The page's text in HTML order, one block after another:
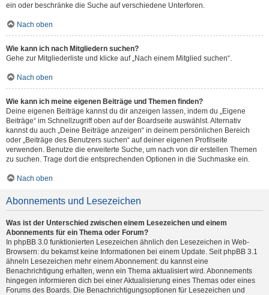
ein oder beschränke die Suche auf verschiedene Unterforen.
Nach oben
Wie kann ich nach Mitgliedern suchen?
Gehe zur Mitgliederliste und klicke auf „Nach einem Mitglied suchen“.
Nach oben
Wie kann ich meine eigenen Beiträge und Themen finden?
Deine eigenen Beiträge kannst du dir anzeigen lassen, indem du „Eigene
Beiträge“ im Schnellzugriff oben auf der Boardseite auswählst. Alternativ
kannst du auch „Deine Beiträge anzeigen“ in deinem persönlichen Bereich
oder „Beiträge des Benutzers suchen“ auf deiner eigenen Profilseite
verwenden. Benutze die erweiterte Suche, um nach von dir erstellen Themen
zu suchen. Trage dort die entsprechenden Optionen in die Suchmaske ein.
Nach oben
Abonnements und Lesezeichen
Was ist der Unterschied zwischen einem Lesezeichen und einem
Abonnements für ein Thema oder Forum?
In phpBB 3.0 funktionierten Lesezeichen ähnlich den Lesezeichen in Web-
Browsern: du bekamst keine Informationen bei einem Update. Seit phpBB 3.1
ähneln Lesezeichen mehr einem Abonnement: du kannst eine
Benachrichtigung erhalten, wenn ein Thema aktualisiert wird. Abonnements
hingegen informieren dich bei einer Aktualisierung eines Themas oder eines
Forums des Boards. Die Benachrichtigungsoptionen für Lesezeichen und